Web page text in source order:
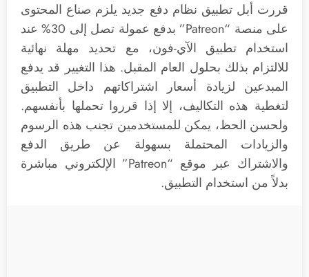
قررت أبل تطبيق نظام دفع جديد يلزم صناع المحتوى
على منصة “Patreon” بدفع عمولة تصل إلى 30% عند
استخدام تطبيق الآي-فون، مع تحديد مهلة نهائية
للالتزام بذلك بحلول العام المقبل. هذا التغيير قد يدفع
المبدعين لزيادة أسعار اشتراكاتهم داخل التطبيق
لتغطية هذه التكاليف، إلا إذا قرروا تحملها بأنفسهم.
ولحسن الحظ، يمكن للمستخدمين تجنب هذه الرسوم
والزيادات المحتملة بسهولة عن طريق الدفع
والاشتراك عبر موقع “Patreon” الإلكتروني مباشرة
بدلاً من استخدام التطبيق.